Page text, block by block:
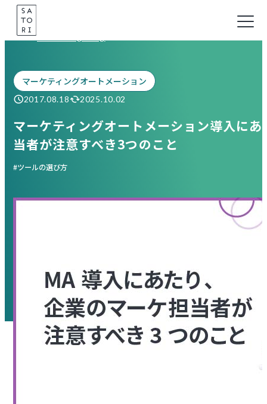
Skip
content
マーケティングオートメーション
2017.08.18 2025.10.02
マーケティングオートメーション導入にあ
当者が注意すべき3つのこと
ツールの選び方